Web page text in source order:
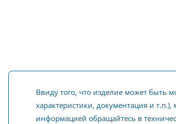
Ввиду того, что изделие может быть
характеристики, документация и
информацией обращайтесь в